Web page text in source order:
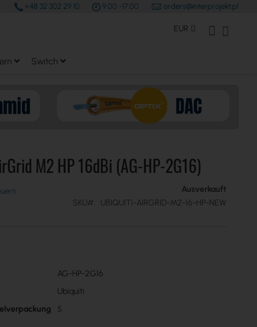
+48 32 302 29 10 9.00 -17.00 orders@interprojekt.pl
Währung
EUR Mein Konto
Switch
M2 HP 16dBi (AG-HP-2G16)
Ausverkauft
SKU
UBIQUITI-AIRGRID-M2-16-HP-NEW
AG-HP-2G16
Ubiquiti
5